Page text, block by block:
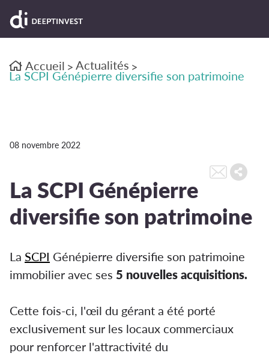
Accueil > Actualités >
La SCPI Génépierre diversifie son patrimoine
08 novembre 2022
La SCPI Génépierre
diversifie son patrimoine
La SCPI Génépierre diversifie son patrimoine
immobilier avec ses 5 nouvelles acquisitions.
Cette fois-ci, l'œil du gérant a été porté
exclusivement sur les locaux commerciaux
pour renforcer l'attractivité du